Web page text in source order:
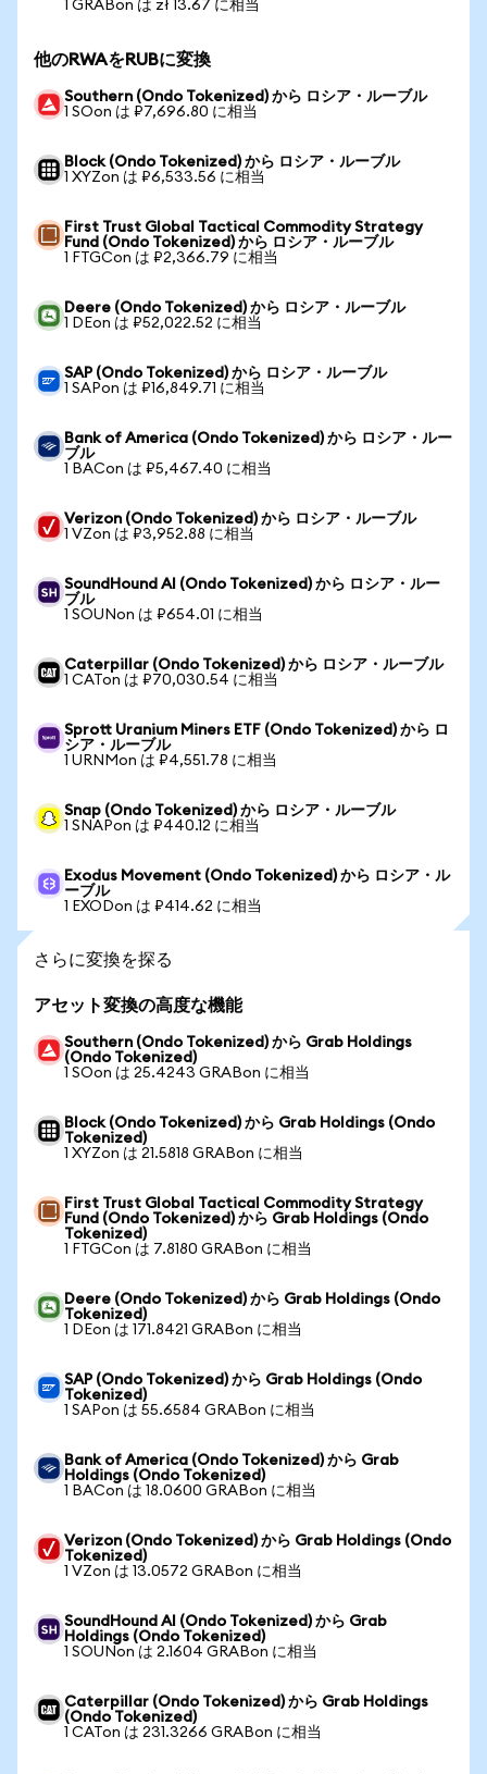
1 GRABon は zł 13.67 に相当
他のRWAをRUBに変換
Southern (Ondo Tokenized) から ロシア・ルーブル
1 SOon は ₽7,696.80 に相当
Block (Ondo Tokenized) から ロシア・ルーブル
1 XYZon は ₽6,533.56 に相当
First Trust Global Tactical Commodity Strategy
Fund (Ondo Tokenized) から ロシア・ルーブル
1 FTGCon は ₽2,366.79 に相当
Deere (Ondo Tokenized) から ロシア・ルーブル
1 DEon は ₽52,022.52 に相当
SAP (Ondo Tokenized) から ロシア・ルーブル
1 SAPon は ₽16,849.71 に相当
Bank of America (Ondo Tokenized) から ロシア・ルー
ブル
1 BACon は ₽5,467.40 に相当
Verizon (Ondo Tokenized) から ロシア・ルーブル
1 VZon は ₽3,952.88 に相当
SoundHound AI (Ondo Tokenized) から ロシア・ルー
ブル
1 SOUNon は ₽654.01 に相当
Caterpillar (Ondo Tokenized) から ロシア・ルーブル
1 CATon は ₽70,030.54 に相当
Sprott Uranium Miners ETF (Ondo Tokenized) から ロ
シア・ルーブル
1 URNMon は ₽4,551.78 に相当
Snap (Ondo Tokenized) から ロシア・ルーブル
1 SNAPon は ₽440.12 に相当
Exodus Movement (Ondo Tokenized) から ロシア・ル
ーブル
1 EXODon は ₽414.62 に相当
さらに変換を探る
アセット変換の高度な機能
Southern (Ondo Tokenized) から Grab Holdings
(Ondo Tokenized)
1 SOon は 25.4243 GRABon に相当
Block (Ondo Tokenized) から Grab Holdings (Ondo
Tokenized)
1 XYZon は 21.5818 GRABon に相当
First Trust Global Tactical Commodity Strategy
Fund (Ondo Tokenized) から Grab Holdings (Ondo
Tokenized)
1 FTGCon は 7.8180 GRABon に相当
Deere (Ondo Tokenized) から Grab Holdings (Ondo
Tokenized)
1 DEon は 171.8421 GRABon に相当
SAP (Ondo Tokenized) から Grab Holdings (Ondo
Tokenized)
1 SAPon は 55.6584 GRABon に相当
Bank of America (Ondo Tokenized) から Grab
Holdings (Ondo Tokenized)
1 BACon は 18.0600 GRABon に相当
Verizon (Ondo Tokenized) から Grab Holdings (Ondo
Tokenized)
1 VZon は 13.0572 GRABon に相当
SoundHound AI (Ondo Tokenized) から Grab
Holdings (Ondo Tokenized)
1 SOUNon は 2.1604 GRABon に相当
Caterpillar (Ondo Tokenized) から Grab Holdings
(Ondo Tokenized)
1 CATon は 231.3266 GRABon に相当